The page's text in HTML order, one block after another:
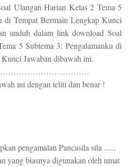
Ulangan Harian Kelas 2 Tema 5
di Tempat Bermain Lengkap Kunci
unduh dalam link download Soal
5 Subtema 3: Pengalamanku di
Jawaban dibawah ini.
ini dengan teliti dan benar !
pengamalan Pancasila sila ......
yang biasnya digunakan oleh umat